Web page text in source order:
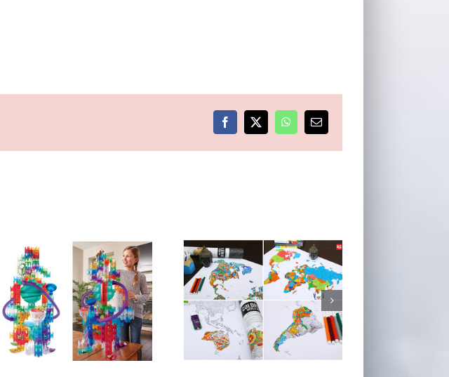
Facebook
X WhatsApp
E-